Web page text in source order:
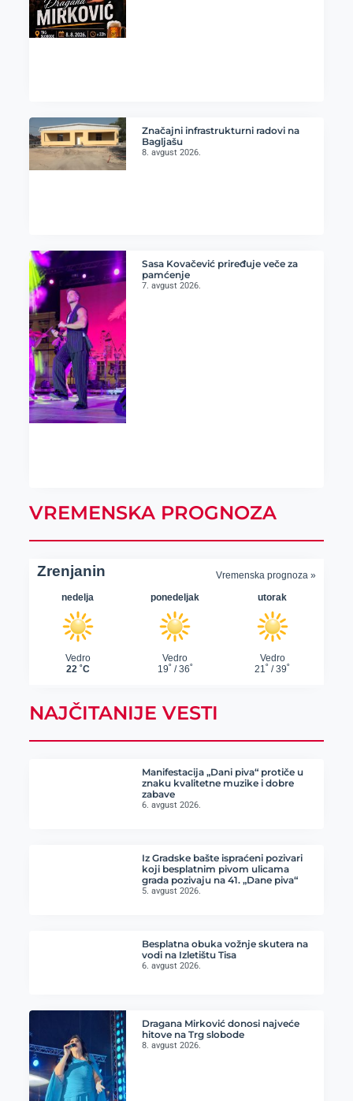
Značajni infrastrukturni radovi na
Bagljašu
8. avgust 2026.
Sasa Kovačević priređuje veče za
pamćenje
7. avgust 2026.
VREMENSKA PROGNOZA
NAJČITANIJE VESTI
Manifestacija „Dani piva“ protiče u
znaku kvalitetne muzike i dobre
zabave
6. avgust 2026.
Iz Gradske bašte ispraćeni pozivari
koji besplatnim pivom ulicama
grada pozivaju na 41. „Dane piva“
5. avgust 2026.
Besplatna obuka vožnje skutera na
vodi na Izletištu Tisa
6. avgust 2026.
Dragana Mirković donosi najveće
hitove na Trg slobode
8. avgust 2026.